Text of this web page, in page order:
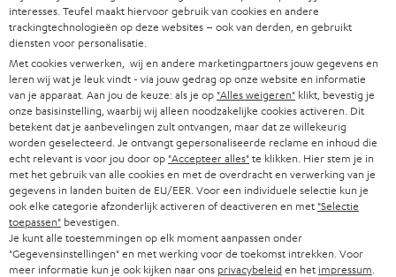
w
s
b
r
i
e
f
HIFI-SPEAKERS
SMART HOME
BLUETOOTH
KOPTELEFOONS
BLUETOOTH KOPTELEFOONS
COMPLETE SETS
SPEAKERS
PERS & MARKETING
B2B
PARTNERPROGRAMMA
BLOG
NEWSLETTER
STORES
TEUFEL VOORDELEN
OOSTENRIJK
ZWITSERLAND
NEDERLAND
BELGIË
FRANKRIJK
interesses. Teufel maakt hiervoor gebruik van cookies en andere
trackingtechnologieën op deze websites – ook van derden, en gebruikt
diensten voor personalisatie.
Met cookies verwerken, wij en andere marketingpartners jouw gegevens en
leren wij wat je leuk vindt - via jouw gedrag op onze website en informatie
van je apparaat. Aan jou de keuze: als je op "Alles weigeren" klikt, bevestig je
onze basisinstelling, waarbij wij alleen noodzakelijke cookies activeren. Dit
betekent dat je aanbevelingen zult ontvangen, maar dat ze willekeurig
worden geselecteerd. Je ontvangt gepersonaliseerde reclame en inhoud die
echt relevant is voor jou door op "Accepteer alles"te klikken. Hier stem je in
met het gebruik van alle cookies en met de overdracht en verwerking van je
gegevens in landen buiten de EU/EER. Voor een individuele selectie kun je
ook elke categorie afzonderlijk activeren of deactiveren en met "Selectie
toepassen" bevestigen.
Je kunt alle toestemmingen op elk moment aanpassen onder
"Gegevensinstellingen" en met werking voor de toekomst intrekken. Voor
meer informatie kun je ook kijken naar ons privacybeleiden het impressum